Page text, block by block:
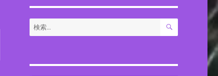
検
索:
検